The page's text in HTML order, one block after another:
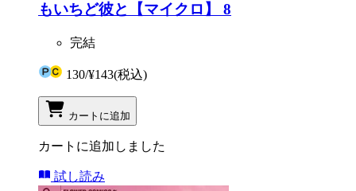
もいちど彼と【マイクロ】 8
完結
130/¥143(税込)
カートに追加
カートに追加しました
試し読み